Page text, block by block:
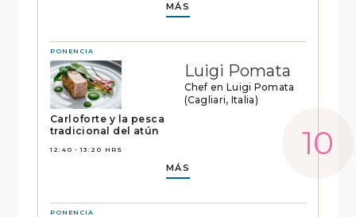
MÁS
PONENCIA
Carloforte y la pesca
tradicional del atún
12:40 - 13:20 HRS
Luigi Pomata
Chef en Luigi Pomata
(Cagliari, Italia)
MÁS
PONENCIA